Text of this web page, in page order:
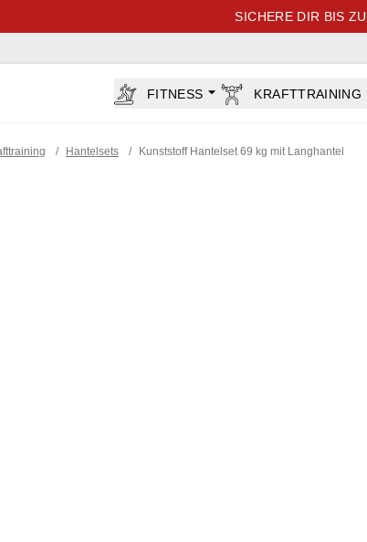
SICHERE DIR BIS
FITNESS KRAFTTRAINING
/ Hantelsets / Kunststoff Hantelset 69 kg mit Langhantel